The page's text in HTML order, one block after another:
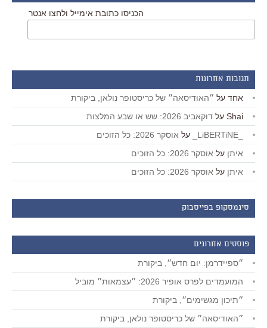
הכניסו כתובת אימייל ולחצו אנטר
תגובות אחרונות
אחד על ״האודיסאה״ של כריסטופר נולאן, ביקורת
Shai על דוקאביב 2026: שש או שבע המלצות
על אוסקר 2026: כל הזוכים
איתן על אוסקר 2026: כל הזוכים
איתן על אוסקר 2026: כל הזוכים
סינמסקופ בפייסבוק
פוסטים אחרונים
״ספיידרמן: יום חדש״, ביקורת
המועמדים לפרס אופיר 2026: ״עצמאות״ מוביל
״תיכון מגשימים״, ביקורת
״האודיסאה״ של כריסטופר נולאן, ביקורת